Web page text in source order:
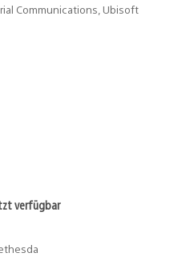
Communications, Ubisoft
verfügbar